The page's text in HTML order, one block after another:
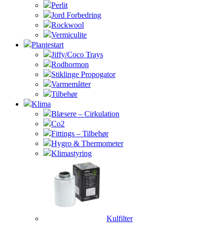
Perlit
Jord Forbedring
Rockwool
Vermiculite
Plantestart
Jiffy/Coco Trays
Rodhormon
Stiklinge Propogator
Varmemåtter
Tilbehør
Klima
Blæsere – Cirkulation
Co2
Fittings – Tilbehør
Hygro & Thermometer
Klimastyring
Kulfilter